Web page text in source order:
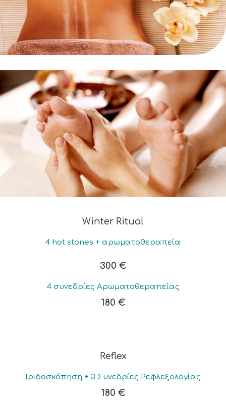
Winter Ritual
4 hot stones + αρωματοθεραπεία
300 €
4 συνεδρίες Αρωματοθεραπείας
180 €
Reflex
Ιριδοσκόπηση + 3 Συνεδρίες Ρεφλεξολογίας
180 €